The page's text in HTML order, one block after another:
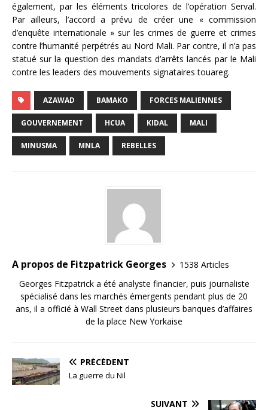
également, par les éléments tricolores de l’opération Serval.
Par ailleurs, l’accord a prévu de créer une « commission
d’enquête internationale » sur les crimes de guerre et crimes
contre l’humanité perpétrés au Nord Mali. Par contre, il n’a pas
statué sur la question des mandats d’arrêts lancés par le Mali
contre les leaders des mouvements signataires touareg.
AZAWAD BAMAKO FORCES MALIENNES
GOUVERNEMENT HCUA KIDAL MALI
MINUSMA MNLA REBELLES
A propos de Fitzpatrick Georges
1538 Articles
Georges Fitzpatrick a été analyste financier, puis journaliste
spécialisé dans les marchés émergents pendant plus de 20
ans, il a officié à Wall Street dans plusieurs banques d’affaires
de la place New Yorkaise
PRÉCÉDENT
La guerre du Nil
SUIVANT